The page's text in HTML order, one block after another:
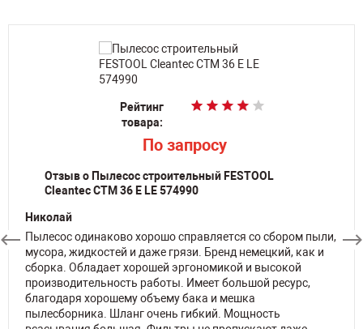
Рейтинг
товара:
По запросу
Отзыв о Пылесос строительный FESTOOL
Cleantec CTM 36 E LE 574990
Николай
Пылесос одинаково хорошо справляется со сбором пыли,
мусора, жидкостей и даже грязи. Бренд немецкий, как и
сборка. Обладает хорошей эргономикой и высокой
производительность работы. Имеет большой ресурс,
благодаря хорошему объему бака и мешка
пылесборника. Шланг очень гибкий. Мощность
Рейтинг
товара:
По запросу
Рейтинг
товара:
По запросу
Рейтинг
товара:
14 775p
Рейтинг
товара:
По запросу